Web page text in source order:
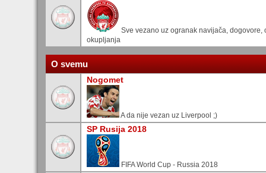
Sve vezano uz ogranak navijača, dogovore,
okupljanja
O svemu
Nogomet
A da nije vezan uz Liverpool ;)
SP Rusija 2018
FIFA World Cup - Russia 2018